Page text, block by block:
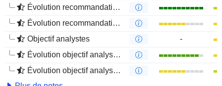
Évolution recommandations analystes 1 an
Évolution recommandations analystes 4 mois
Objectif analystes
-
Évolution objectif analystes 1 an
Évolution objectif analystes 4 mois